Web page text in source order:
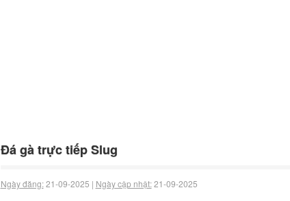
Đá gà trực tiếp Slug
Ngày đăng:21-09-2025 | Ngày cập nhật:21-09-2025